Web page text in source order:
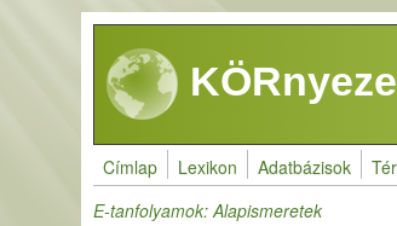
Ugrás a tartalomra
Címlap Lexikon Adatbázisok
E-tanfolyamok: Alapismeretek